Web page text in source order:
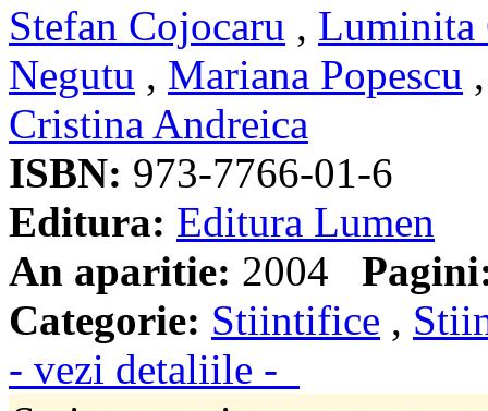
Stefan Cojocaru , Luminita
Negutu , Mariana Popescu
Cristina Andreica
ISBN: 973-7766-01-6
Editura: Editura Lumen
An aparitie: 2004
Categorie: Stiintifice ,
- vezi detaliile -